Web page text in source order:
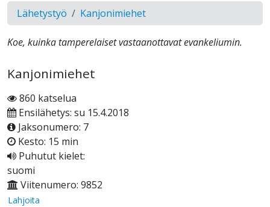
Lähetystyö Kanjonimiehet
Koe, kuinka tamperelaiset vastaanottavat evankeliumin.
Kanjonimiehet
860 katselua
Ensilähetys: su 15.4.2018
Jaksonumero: 7
Kesto: 15 min
Puhutut kielet:
suomi
Viitenumero: 9852
Lahjoita